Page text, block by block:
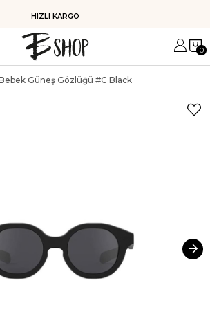
HIZLI KARGO
0
Bebek Güneş Gözlüğü #C Black